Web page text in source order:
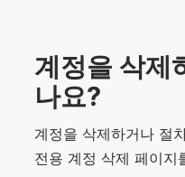
계정을 삭제
나요?
계정을 삭제하거나 절
전용 계정 삭제 페이지